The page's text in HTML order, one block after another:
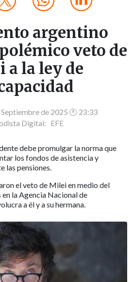
argentino
veto de
a la ley de
de 2025 🕐 23:33
Digital: EFE
debe promulgar la norma que
los fondos de asistencia y
las pensiones.
el veto de Milei en medio del
la Agencia Nacional de
a él y a su hermana.